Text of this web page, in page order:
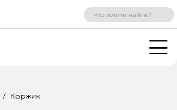
ВХОД РЕГИСТРАЦИЯ
Коржик